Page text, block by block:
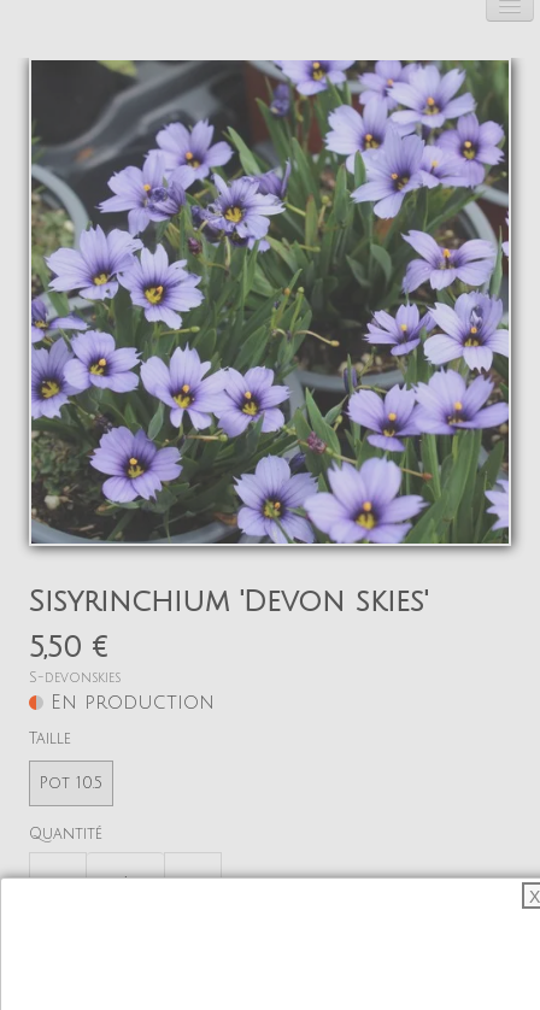
La pépinière
Boutique▼
Événements▼
Infos
Avis
Contact
0
Sisyrinchium 'Devon skies'
5,50 €
S-devonskies
En production
Taille
Pot 10.5
Quantité
− +
X